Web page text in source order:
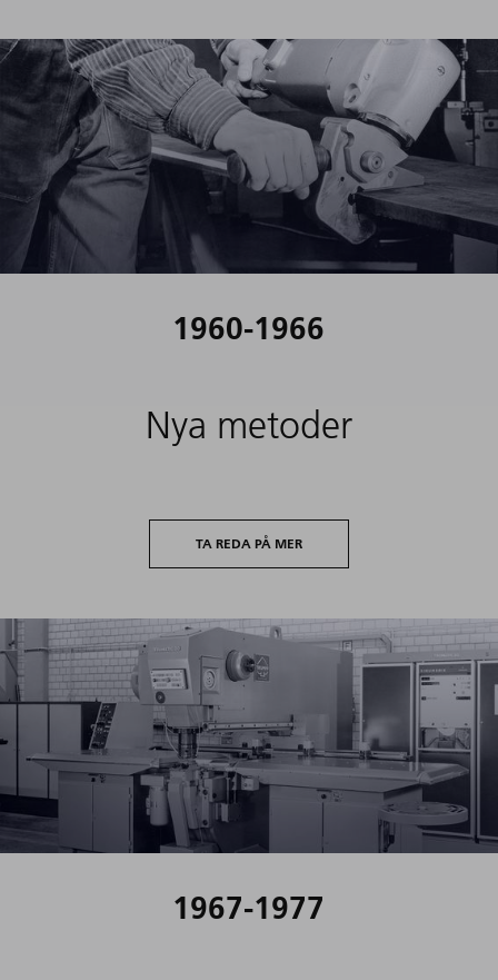
1960-1966
Nya metoder
TA REDA PÅ MER
1967-1977